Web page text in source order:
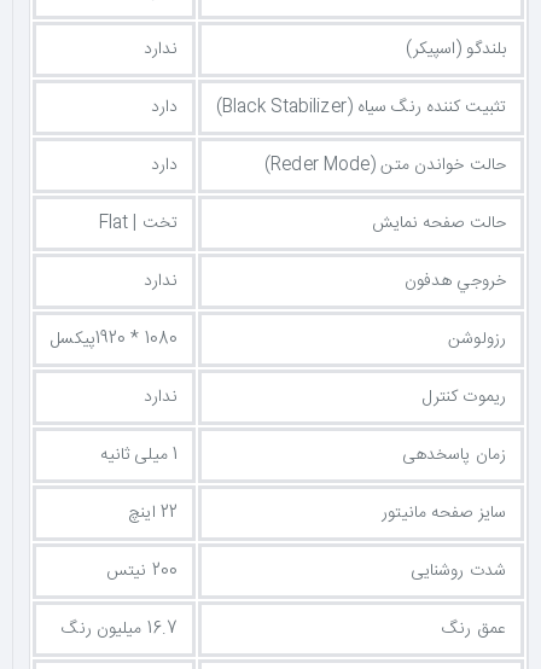
بلندگو (اسپیکر)
ندارد
تثبیت کننده رنگ سیاه (Black Stabilizer)
دارد
حالت خواندن متن (Reder Mode)
دارد
حالت صفحه نمایش
تخت | Flat
خروجي هدفون
ندارد
رزولوشن
1080 * 1920پیکسل
ریموت کنترل
ندارد
زمان پاسخدهی
1 میلی ثانیه
سایز صفحه مانیتور
22 اینچ
شدت روشنایی
200 نیتس
عمق رنگ
16.7 میلیون رنگ